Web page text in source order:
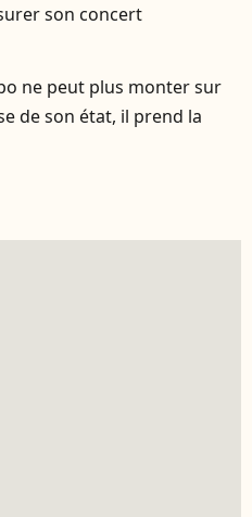
son concert
ne peut plus monter sur
de son état, il prend la